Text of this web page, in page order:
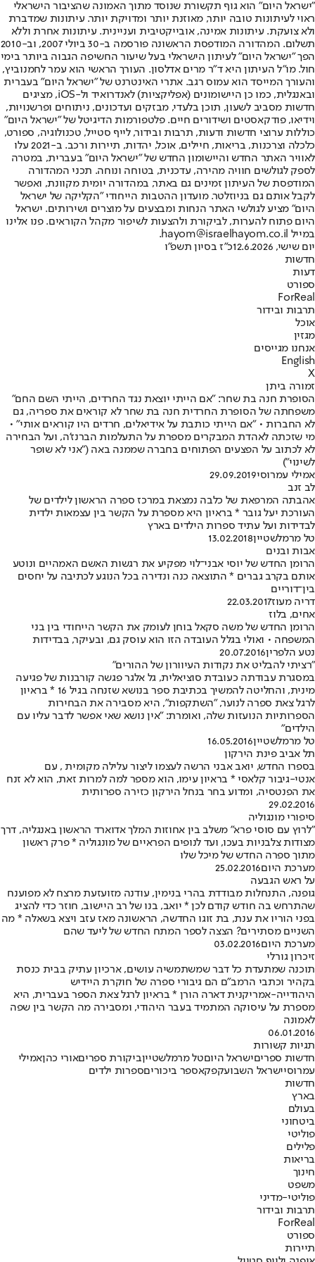
"ישראל היום" הוא גוף תקשורת שנוסד מתוך האמונה שהציבור הישראלי
ראוי לעיתונות טובה יותר, מאוזנת יותר ומדויקת יותר. עיתונות שמדברת
ולא צועקת. עיתונות אמינה, אובייקטיבית ועניינית. עיתונות אחרת וללא
תשלום. המהדורה המודפסת הראשונה פורסמה ב-30 ביולי 2007, וב-2010
הפך "ישראל היום" לעיתון הישראלי בעל שיעור החשיפה הגבוה ביותר בימי
חול. מו"ל העיתון היא ד"ר מרים אדלסון. העורך הראשי הוא עמר לחמנוביץ,
והעורך המייסד הוא עמוס רגב. אתרי האינטרנט של "ישראל היום" בעברית
ובאנגלית, כמו כן היישומונים (אפליקציות) לאנדרואיד ול-iOS, מציגים
חדשות מסביב לשעון, תוכן בלעדי, מבזקים ועדכונים, ניתוחים ופרשנויות,
וידיאו, פודקאסטים ושידורים חיים. פלטפורמות הדיגיטל של "ישראל היום"
כוללות ערוצי חדשות ודעות, תרבות ובידור, לייף סטייל, טכנולוגיה, ספורט,
כלכלה וצרכנות, בריאות, חיילים, אוכל, יהדות, תיירות ורכב. ב-2021 עלו
לאוויר האתר החדש והיישומון החדש של "ישראל היום" בעברית, במטרה
לספק לגולשים חוויה מהירה, עדכנית, בטוחה ונוחה. תכני המהדורה
המודפסת של העיתון זמינים גם באתר, במהדורה יומית מקוונת, ואפשר
לקבל אותם גם בניוזלטר. מועדון ההטבות הייחודי "הקליקה של ישראל
היום" מציע לגולשי האתר הנחות ומבצעים על מוצרים ושירותים. ישראל
היום פתוח להערות, לביקורת ולהצעות לשיפור מקהל הקוראים. פנו אלינו
במייל hayom@israelhayom.co.il.
יום שישי, 12.6.2026
כ"ז בסיון תשפ"ו
חדשות
דעות
ספורט
ForReal
תרבות ובידור
אוכל
מגזין
אנחנו מגייסים
English
X
זמורה ביתן
הסופרת חנה בת שחר: "אם הייתי יוצאת נגד החרדים, הייתי השם החם"
משפחתה של הסופרת החרדית חנה בת שחר לא קוראים את ספריה, גם
לא החברות • "אם הייתי כותבת על אידיאלים, חרדים היו קוראים אותי" •
מי שזכתה לאהדת המבקרים מספרת על התעלמות הברנז'ה, ועל הבחירה
לא לכתוב על הפצעים הפתוחים בחברה שממנה באה ("אני לא שופר
לשינוי")
אמילי עמרוסי29.09.2019
לב זנב
אהבתה המרפאת של כלבה נמצאת במרכז ספרה הראשון לילדים של
העורכת יעל גובר * בראיון היא מספרת על הקשר בין עצמאות ילדית
לבדידות ועל עתיד ספרות הילדים בארץ
טל מרמלשטיין13.02.2018
אבות ובנים
הרומן החדש של יוסי אבני־לוי מפקיע את רגשות האשם האמהיים ונוטע
אותם בקרב גברים * התוצאה כנה ונדירה בכל הנוגע לכתיבה על יחסים
בין־דוריים
דריה מעוז22.03.2017
אחים, בלוז
הרומן החדש של משה סקאל בוחן לעומק את הקשר הייחודי בין בני
המשפחה • ואולי בגלל העובדה הזו הוא עוסק גם, ובעיקר, בבדידות
נטע הלפרין20.07.2016
"רציתי להבליט את נקודות העיוורון של ההורים"
במסגרת עבודתה כעובדת סוציאלית, גל אלגר פגשה קורבנות של פגיעה
מינית, והחליטה להמשיך בכתיבת ספר בנושא שזנחה בגיל 16 * בראיון
לרגל צאת ספרה לנוער, "השתקפות", היא מסבירה את הבחירות
הספרותיות הנועזות שלה, ואומרת: "אין נושא שאי אפשר לדבר עליו עם
הילדים"
טל מרמלשטיין16.05.2016
תל אביב פינת הירקון
בספרו החדש, יואב אבני הרשה לעצמו ליצור עלילה מקומית , עם
אנטי-גיבור קלאסי * בראיון עימו, הוא מספר למה למרות זאת, הוא לא זנח
את הפנטסיה, ומדוע בחר בנחל הירקון כזירה ספרותית
29.02.2016
סיפורי מונגוליה
"לרוץ עם סוסי פרא" משלב בין אחוזות המלך אדוארד הראשון באנגליה, דרך
מצודות צלבניות בעכו, ועד לנופים הפראיים של מונגוליה * פרק ראשון
מתוך ספרה החדש של מיכל שלו
מערכת היום25.02.2016
על ראש הגבעה
גופנה, התנחלות מבודדת בהרי בנימין, עודנה מזועזעת מרצח לא מפוענח
שהתרחש בה חודש קודם לכן * יואב, בנו של רב היישוב, חוזר כדי להציג
בפני הוריו את ענת, בת זוגו החדשה, הראשונה מאז עזב ויצא בשאלה * מה
השניים מסתירים? הצצה לספר המתח החדש של ליעד שהם
מערכת היום03.02.2016
זיכרון גורלי
תוכנה שמתעדת כל דבר שמשתמשיה עושים, ארכיון עתיק בבית כנסת
בקהיר וכתבי הרמב"ם הם גיבורי ספרה של חוקרת היידיש
היהודייה-אמריקנית דארה הורן * בראיון לרגל צאת הספר בעברית, היא
מספרת על עיסוקה המתמיד בעבר היהודי, ומסבירה מה הקשר בין שפה
לאמונה
06.01.2016
תגיות קשורות
חדשות ספריםישראל היוםטל מרמלשטייןביקורת ספריםאורי כהןאמילי
עמרוסיישראל השבועקפקאספר ביכוריםספרות ילדים
חדשות
בארץ
בעולם
ביטחוני
פוליטי
פלילים
בריאות
חינוך
משפט
פוליטי-מדיני
תרבות ובידור
ForReal
ספורט
תיירות